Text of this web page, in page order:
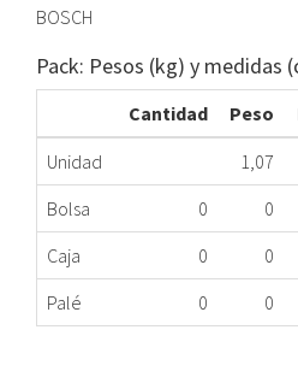
BOSCH
Pack: Pesos (kg) y medidas
Cantidad Peso
Unidad
1,07
Bolsa
0 0
Caja
0 0
Palé
0 0